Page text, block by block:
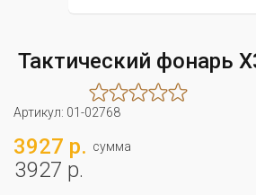
Тактический фонарь
Артикул: 01-02768
3927 р. сумма
3927 р.